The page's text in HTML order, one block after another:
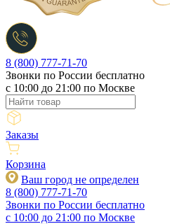
8 (800) 777-71-70
Звонки по России бесплатно
c 10:00 до 21:00 по Москве
Заказы
Корзина
Ваш город не определен
8 (800) 777-71-70
Звонки по России бесплатно
c 10:00 до 21:00 по Москве